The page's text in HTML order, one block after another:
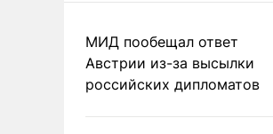
МИД пообещал ответ
Австрии из-за высылки
российских дипломатов